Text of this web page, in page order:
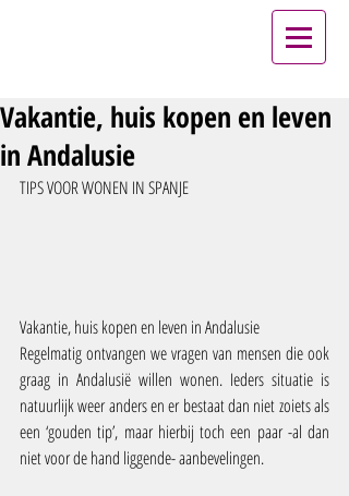
Vakantie, huis kopen en leven
in Andalusie
TIPS VOOR WONEN IN SPANJE
Vakantie, huis kopen en leven in Andalusie
Regelmatig ontvangen we vragen van mensen die ook
graag in Andalusië willen wonen. Ieders situatie is
natuurlijk weer anders en er bestaat dan niet zoiets als
een ‘gouden tip’, maar hierbij toch een paar -al dan
niet voor de hand liggende- aanbevelingen.